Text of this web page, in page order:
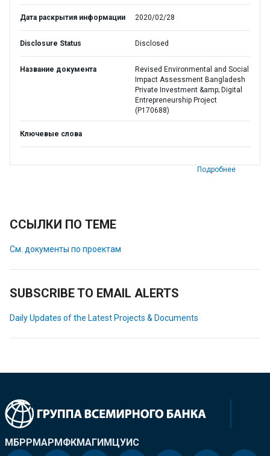
Дата раскрытия информации 2020/02/28
Disclosure Status Disclosed
Название документа
Revised Environmental and Social
Impact Assessment Bangladesh
Private Investment &amp; Digital
Entrepreneurship Project
(P170688)
Ключевые слова
Подробнее
ССЫЛКИ ПО ТЕМЕ
См. документы по проектам
SUBSCRIBE TO EMAIL ALERTS
Daily Updates of the Latest Projects & Documents
МБРРМАРМФКМАГИМЦУИС